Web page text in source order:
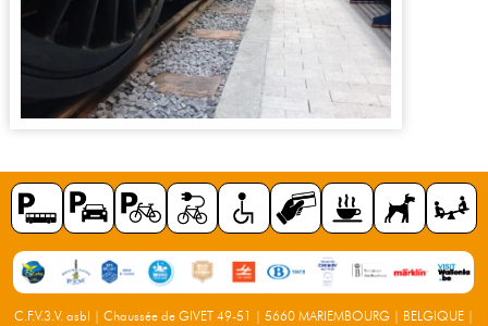
C.F.V.3.V. asbl | Chaussée de GIVET 49-51 | 5660 MARIEMBOURG | BELGIQUE |